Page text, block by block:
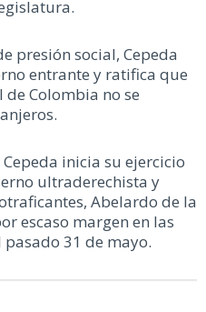
presión social, Cepeda
entrante y ratifica que
Colombia no se
inicia su ejercicio
ultraderechista y
Abelardo de la
escaso margen en las
31 de mayo.